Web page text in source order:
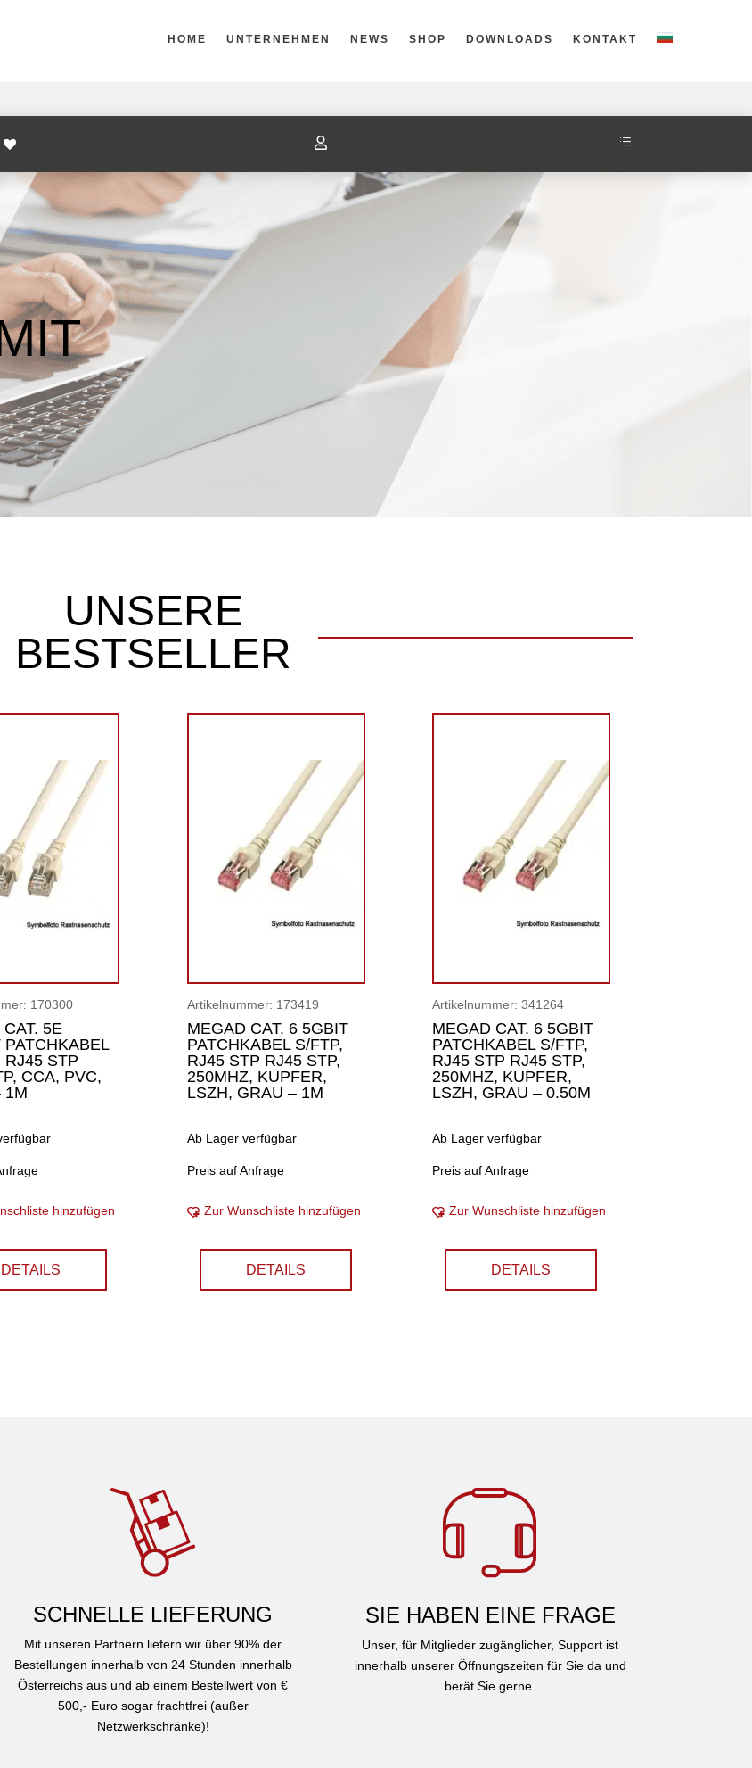
HOME UNTERNEHMEN NEWS SHOP DOWNLOADS KONTAKT
 d
UNSERE
BESTSELLER
170300
5E
PATCHKABEL
RJ45 STP
CCA, PVC,
1M
hinzufügen
DETAILS
Artikelnummer: 173419
MEGAD CAT. 6 5GBIT
PATCHKABEL S/FTP,
RJ45 STP RJ45 STP,
250MHZ, KUPFER,
LSZH, GRAU – 1M
Ab Lager verfügbar
Preis auf Anfrage
Zur Wunschliste hinzufügen
DETAILS
Artikelnummer: 341264
MEGAD CAT. 6 5GBIT
PATCHKABEL S/FTP,
RJ45 STP RJ45 STP,
250MHZ, KUPFER,
LSZH, GRAU – 0.50M
Ab Lager verfügbar
Preis auf Anfrage
Zur Wunschliste hinzufügen
DETAILS
SCHNELLE LIEFERUNG
Mit unseren Partnern liefern wir über 90% der
Bestellungen innerhalb von 24 Stunden innerhalb
Österreichs aus und ab einem Bestellwert von €
500,- Euro sogar frachtfrei (außer
Netzwerkschränke)!
SIE HABEN EINE FRAGE
Unser, für Mitglieder zugänglicher, Support ist
innerhalb unserer Öffnungszeiten für Sie da und
berät Sie gerne.